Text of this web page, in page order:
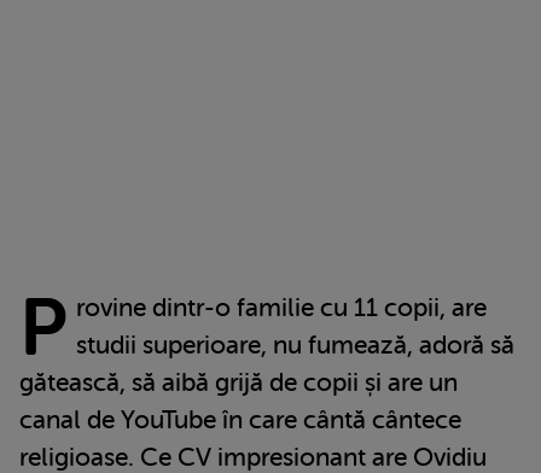
P rovine dintr-o familie cu 11 copii, are
studii superioare, nu fumează, adoră să
gătească, să aibă grijă de copii și are un
canal de YouTube în care cântă cântece
religioase. Ce CV impresionant are Ovidiu